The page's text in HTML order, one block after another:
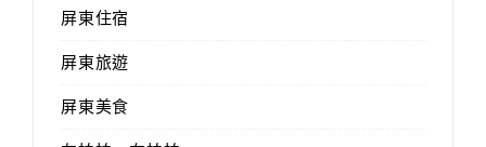
屏東住宿
屏東旅遊
屏東美食